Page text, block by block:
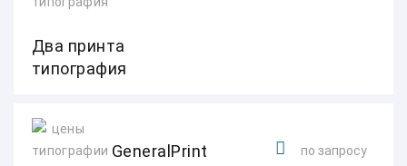
Два принта
типография
GeneralPrint по запросу